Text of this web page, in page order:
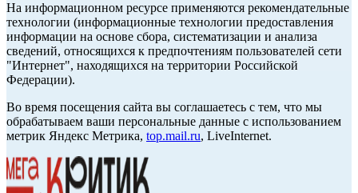
На информационном ресурсе применяются рекомендательные
технологии (информационные технологии предоставления
информации на основе сбора, систематизации и анализа
сведений, относящихся к предпочтениям пользователей сети
"Интернет", находящихся на территории Российской
Федерации).
Во время посещения сайта вы соглашаетесь с тем, что мы
обрабатываем ваши персональные данные с использованием
метрик Яндекс Метрика, top.mail.ru, LiveInternet.